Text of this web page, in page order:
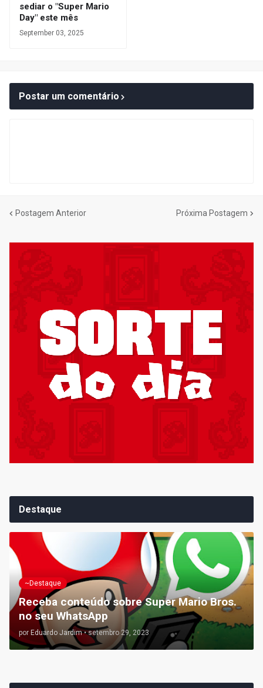
sediar o "Super Mario
Day" este mês
September 03, 2025
Postar um comentário
Postagem Anterior Próxima Postagem
Destaque
~Destaque
Receba conteúdo sobre Super Mario Bros.
no seu WhatsApp
por Eduardo Jardim • setembro 29, 2023